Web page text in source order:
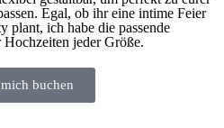
Egal, ob ihr eine intime Feier
plant, ich habe die passende
jeder Größe.
buchen